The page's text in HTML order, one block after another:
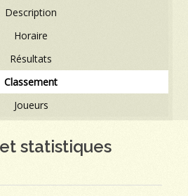
Description
Horaire
Résultats
Classement
Joueurs
statistiques